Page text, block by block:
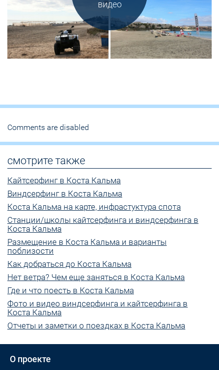
видео
Comments are disabled
смотрите также
Кайтсерфинг в Коста Кальма
Виндсерфинг в Коста Кальма
Коста Кальма на карте, инфрастуктура спота
Станции/школы кайтсерфинга и виндсерфинга в
Коста Кальма
Размещение в Коста Кальма и варианты
поблизости
Как добраться до Коста Кальма
Нет ветра? Чем еще заняться в Коста Кальма
Где и что поесть в Коста Кальма
Фото и видео виндсерфинга и кайтсерфинга в
Коста Кальма
Отчеты и заметки о поездках в Коста Кальма
О проекте